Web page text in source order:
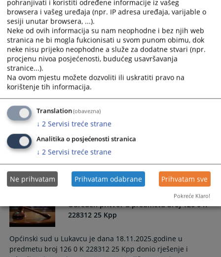
228696 25 Kpp
.
09.12.2025.
Određen pritvor u predmetu broj 126 0 K
228446 25 Kpp 2
Općinski sud u Lukavcu je dana 21.11.2025.godine u
predmetu broj 126 0 K 227042 25 Kpp donio rješenje i
postojanja osnovane da je počinio krivično djelo
"Neovlaštena prozivodnja i stavljanje u promet opojnih
21.11.2025.
Određen pritvor u predmetu broj 126 0 K
228312 25 Kpp
Općinski sud u Lukavcu je dana 18.11.2025.godine u
predmetu broj 126 0 K 228312 25 Kpp donio rješenje i
pohranjivati i koristiti određene informacije iz vašeg
browsera i vašeg uređaja (npr. IP adresa uređaja, varijable o
sesiji unutar browsera, ...).
Neke od ovih informacija su nam neophodne i bez njih web
stranica ne bi mogla fukcionisati u svom punom obimu, dok
neke nisu prijeko neophodne a služe za dodatne stvari (npr.
procjenu nivoa posjećenosti, budućeg usavršavanja
stranice...).
Na ovom mjestu možete dozvoliti ili uskratiti pravo na
korištenje tih informacija.
Translation(obavezna)
↓ 2 Servisi treće strane
Analitika o posjećenosti stranica
↓ 2 Servisi treće strane
Ne prihvatam Prihvatam odabrane Prihvatam sve
Pokreće Klaro!